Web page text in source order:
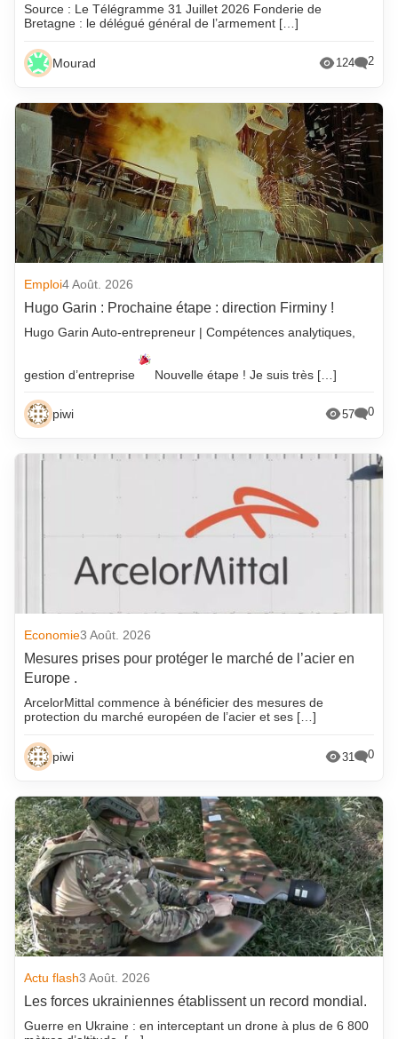
Source : Le Télégramme 31 Juillet 2026 Fonderie de
Bretagne : le délégué général de l’armement […]
Mourad 124 2
Emploi4 Août. 2026
Hugo Garin : Prochaine étape : direction Firminy !
Hugo Garin Auto-entrepreneur | Compétences analytiques,
gestion d’entreprise Nouvelle étape ! Je suis très […]
piwi 57 0
Economie3 Août. 2026
Mesures prises pour protéger le marché de l’acier en
Europe .
ArcelorMittal commence à bénéficier des mesures de
protection du marché européen de l’acier et ses […]
piwi 31 0
Actu flash3 Août. 2026
Les forces ukrainiennes établissent un record mondial.
Guerre en Ukraine : en interceptant un drone à plus de 6 800